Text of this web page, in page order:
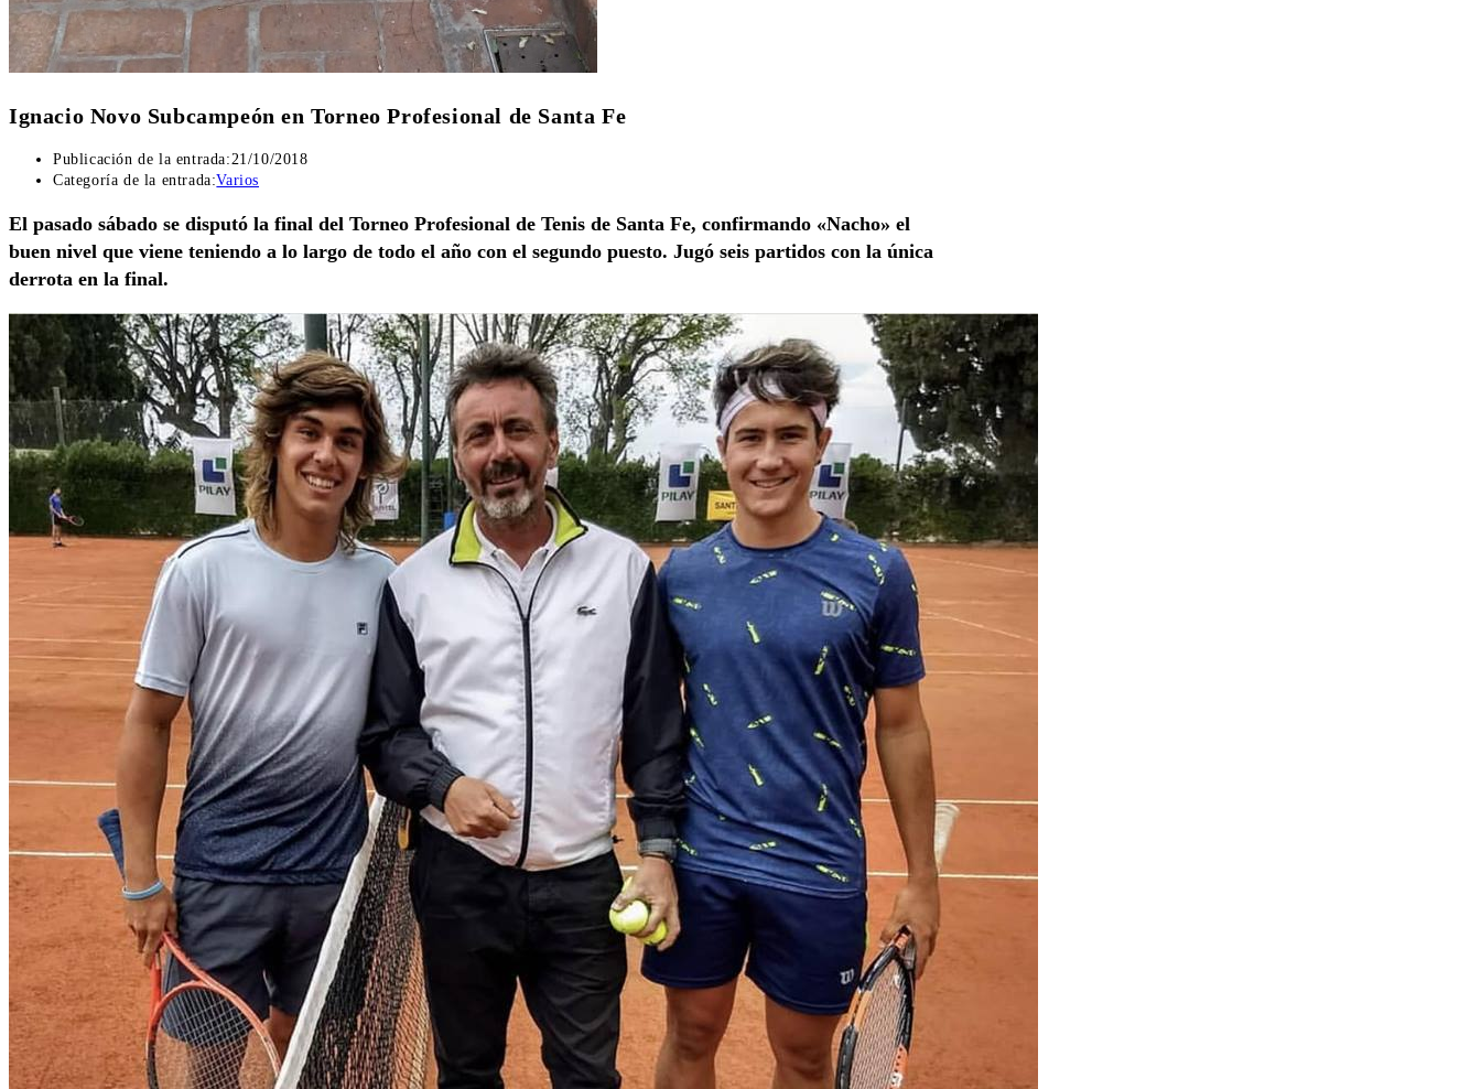
Ignacio Novo Subcampeón en Torneo Profesional de Santa Fe
Publicación de la entrada:21/10/2018
Categoría de la entrada:Varios
El pasado sábado se disputó la final del Torneo Profesional de Tenis de Santa Fe, confirmando «Nacho» el
buen nivel que viene teniendo a lo largo de todo el año con el segundo puesto. Jugó seis partidos con la única
derrota en la final.